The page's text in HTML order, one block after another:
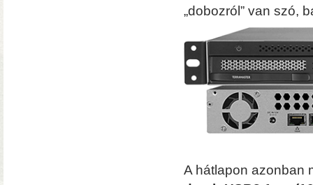
• Hardver RAID-es
csatlakozás (10 Gbit/sec)
„dobozról” van szó,
A hátlapon azonban